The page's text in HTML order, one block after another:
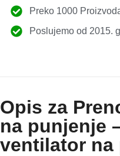
Preko 1000
Poslujemo od 2015.
Opis za
na punjenje
ventilator na